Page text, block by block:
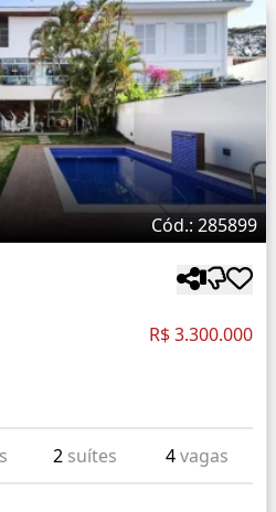
Cód.: 285899
R$ 3.300.000
2 suítes 4vagas